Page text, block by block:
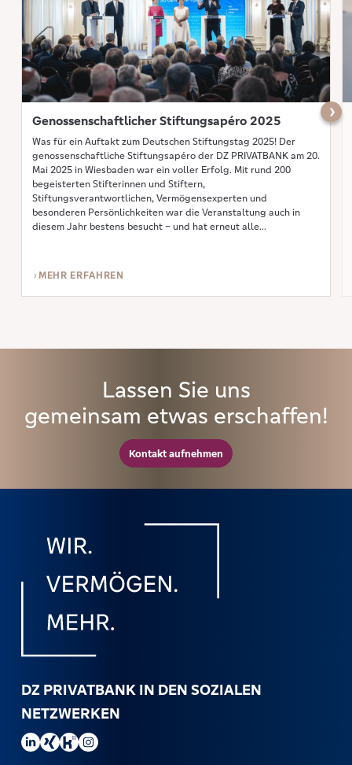
Genossenschaftlicher Stiftungsapéro 2025
Was für ein Auftakt zum Deutschen Stiftungstag 2025! Der
genossenschaftliche Stiftungsapéro der DZ PRIVATBANK am 20.
Mai 2025 in Wiesbaden war ein voller Erfolg. Mit rund 200
begeisterten Stifterinnen und Stiftern,
Stiftungsverantwortlichen, Vermögensexperten und
besonderen Persönlichkeiten war die Veranstaltung auch in
diesem Jahr bestens besucht – und hat erneut alle
MEHR ERFAHREN
Lassen Sie uns
gemeinsam etwas erschaffen!
Kontakt aufnehmen
DZ PRIVATBANK IN DEN SOZIALEN
NETZWERKEN
DZ PRIVATBANK auf LinkedIn besuchen.
DZ PRIVATBANK auf Xing besuchen.
DZ PRIVATBANK auf Kununu besuchen.
DZ PRIVATBANK auf Instagram besuchen.